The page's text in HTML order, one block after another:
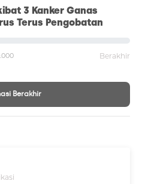
3 Kanker Ganas
Terus Pengobatan
Berakhir
Berakhir